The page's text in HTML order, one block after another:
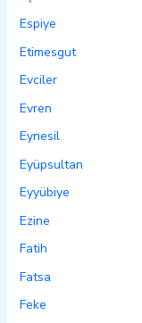
Espiye
Etimesgut
Evciler
Evren
Eynesil
Eyüpsultan
Eyyübiye
Ezine
Fatih
Fatsa
Feke